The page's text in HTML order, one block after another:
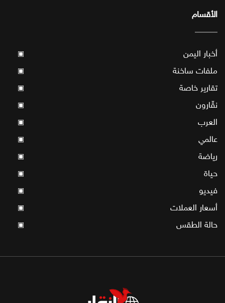
الأقسام
أخبار اليمن ▣
ملفات ساخنة ▣
تقارير خاصة ▣
نقّارون ▣
العرب ▣
عالمي ▣
رياضة ▣
حياة ▣
فيديو ▣
أسعار العملات ▣
حالة الطقس ▣